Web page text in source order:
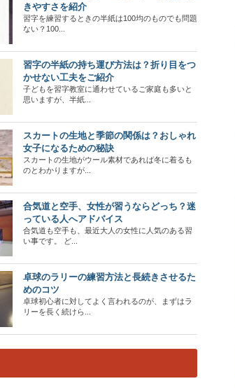
きやすさを紹介
習字を練習するときの半紙は100均のものでも問題
ない？100...
習字の半紙の持ち運び方法は？折り目をつ
かせない工夫をご紹介
子どもを習字教室に通わせているご家庭も多いと
思いますが、半紙...
スカートの生地と季節の関係は？おしゃれ
女子になるための秘訣
スカートの生地がウール素材であれば冬に着るも
のとわかりますが...
合気道と空手、女性が習うならどっち？迷
っている人へアドバイス
合気道も空手も、最近大人の女性に人気のある習
い事です。 ど...
卓球のラリーの練習方法と長続きさせるた
めのコツ
卓球初心者に対してよく言われるのが、まずはラ
リーを長く続けら...